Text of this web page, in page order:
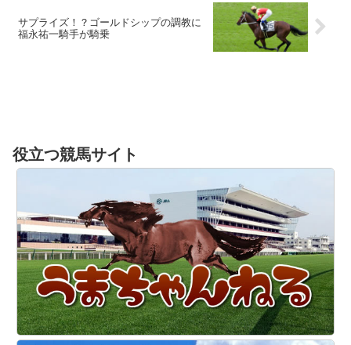
サプライズ！？ゴールドシップの調教に
福永祐一騎手が騎乗
役立つ競馬サイト